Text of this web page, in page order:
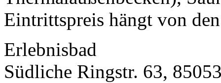
Eintrittspreis hängt von
Erlebnisbad
Südliche Ringstr. 63,